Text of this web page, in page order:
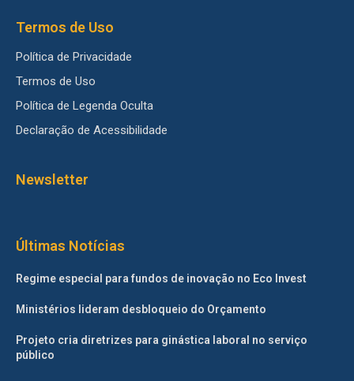
Termos de Uso
Política de Privacidade
Termos de Uso
Política de Legenda Oculta
Declaração de Acessibilidade
Newsletter
Últimas Notícias
Regime especial para fundos de inovação no Eco Invest
Ministérios lideram desbloqueio do Orçamento
Projeto cria diretrizes para ginástica laboral no serviço
público